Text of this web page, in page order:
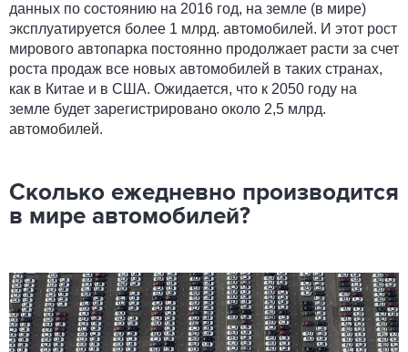
данных по состоянию на 2016 год, на земле (в мире)
эксплуатируется более 1 млрд. автомобилей. И этот рост
мирового автопарка постоянно продолжает расти за счет
роста продаж все новых автомобилей в таких странах,
как в Китае и в США. Ожидается, что к 2050 году на
земле будет зарегистрировано около 2,5 млрд.
автомобилей.
Сколько ежедневно производится
в мире автомобилей?